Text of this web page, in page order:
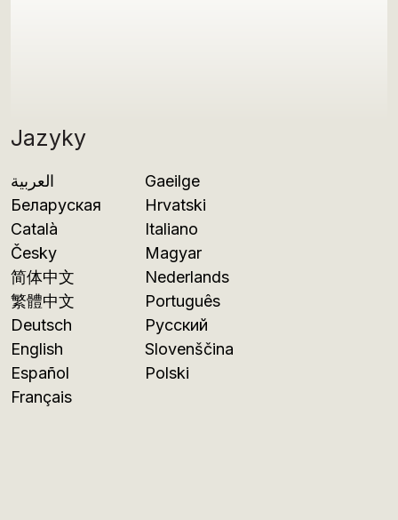
Jazyky
العربية
Беларуская
Català
Česky
简体中文
繁體中文
Deutsch
English
Español
Français
Gaeilge
Hrvatski
Italiano
Magyar
Nederlands
Português
Русский
Slovenščina
Polski